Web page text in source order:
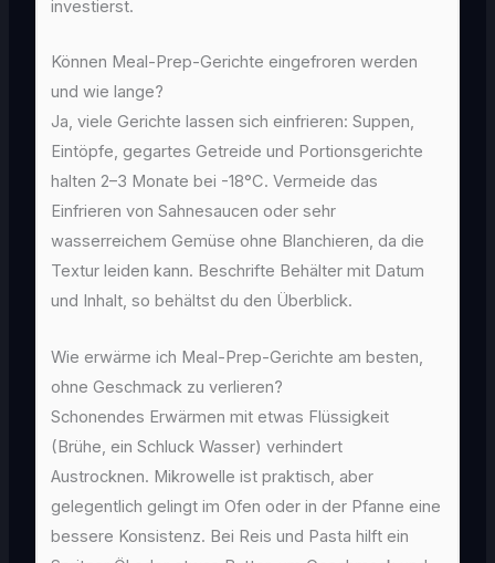
investierst.
Können Meal-Prep-Gerichte eingefroren werden
und wie lange?
Ja, viele Gerichte lassen sich einfrieren: Suppen,
Eintöpfe, gegartes Getreide und Portionsgerichte
halten 2–3 Monate bei -18°C. Vermeide das
Einfrieren von Sahnesaucen oder sehr
wasserreichem Gemüse ohne Blanchieren, da die
Textur leiden kann. Beschrifte Behälter mit Datum
und Inhalt, so behältst du den Überblick.
Wie erwärme ich Meal-Prep-Gerichte am besten,
ohne Geschmack zu verlieren?
Schonendes Erwärmen mit etwas Flüssigkeit
(Brühe, ein Schluck Wasser) verhindert
Austrocknen. Mikrowelle ist praktisch, aber
gelegentlich gelingt im Ofen oder in der Pfanne eine
bessere Konsistenz. Bei Reis und Pasta hilft ein